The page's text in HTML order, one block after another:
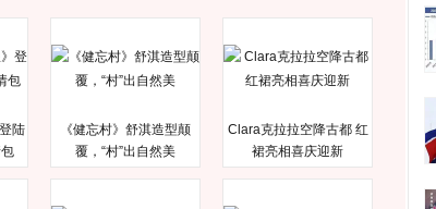
陆
《健忘村》舒淇造型颠
覆，“村”出自然美
Clara克拉拉空降古都 红
裙亮相喜庆迎新